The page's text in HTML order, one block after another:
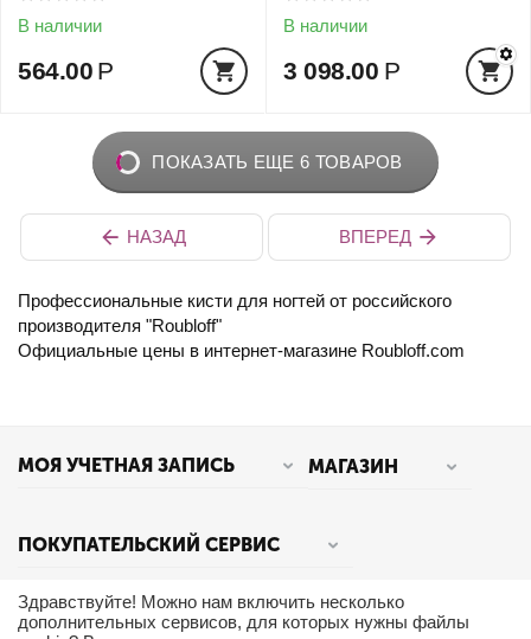
Профессиональные кисти для ногтей от российского
производителя "Roubloff"
Официальные цены в интернет-магазине Roubloff.com
В наличии
564.00 Р
В наличии
3 098.00 Р
ПОКАЗАТЬ ЕЩЕ 6 ТОВАРОВ
НАЗАД ВПЕРЕД
МОЯ УЧЕТНАЯ ЗАПИСЬ МАГАЗИН
ПОКУПАТЕЛЬСКИЙ СЕРВИС
КОНТАКТЫ
Здравствуйте! Можно нам включить несколько
дополнительных сервисов, для которых нужны файлы